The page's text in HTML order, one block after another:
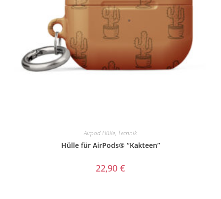
Airpod Hülle, Technik
Hülle für AirPods® “Kakteen”
22,90 €